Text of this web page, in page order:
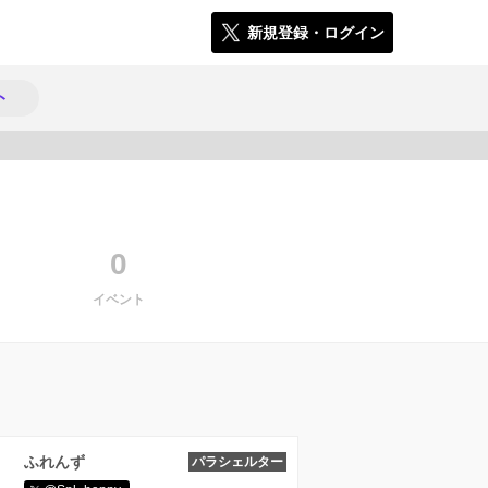
新規登録・ログイン
0
イベント
ふれんず
パラシェルター